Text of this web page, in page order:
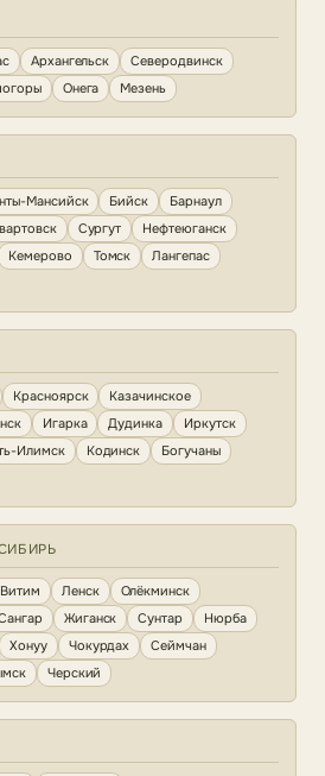
Архангельск
Северодвинск
Онега Мезень
Мансийск Бийск
Барнаул
Сургут
Нефтеюганск
Кемерово Томск
Лангепас
Красноярск
Казачинское
Игарка Дудинка
Иркутск
Илимск Кодинск
Богучаны
Витим Ленск
Олёкминск
Жиганск Сунтар
Нюрба
Хонуу Чокурдах
Сеймчан
Черский